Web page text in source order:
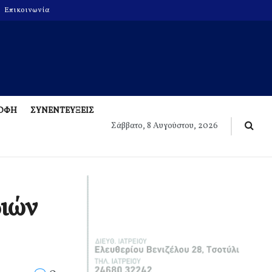
Επικοινωνία
ΣΥΝΕΝΤΕΥΞΕΙΣ
Σάββατο, 8 Αυγούστου, 2026